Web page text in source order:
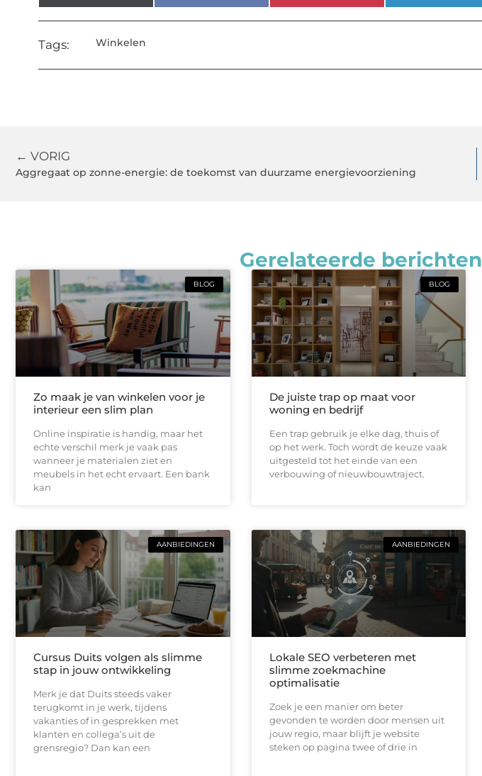
Tags: Winkelen
← VORIG
Aggregaat op zonne-energie: de toekomst van duurzame energievoorziening
Gerelateerde berichten
BLOG
Zo maak je van winkelen voor je
interieur een slim plan
Online inspiratie is handig, maar het
echte verschil merk je vaak pas
wanneer je materialen ziet en
meubels in het echt ervaart. Een bank
kan
BLOG
De juiste trap op maat voor
woning en bedrijf
Een trap gebruik je elke dag, thuis of
op het werk. Toch wordt de keuze vaak
uitgesteld tot het einde van een
verbouwing of nieuwbouwtraject.
AANBIEDINGEN
Cursus Duits volgen als slimme
stap in jouw ontwikkeling
Merk je dat Duits steeds vaker
terugkomt in je werk, tijdens
vakanties of in gesprekken met
klanten en collega’s uit de
grensregio? Dan kan een
AANBIEDINGEN
Lokale SEO verbeteren met
slimme zoekmachine
optimalisatie
Zoek je een manier om beter
gevonden te worden door mensen uit
jouw regio, maar blijft je website
steken op pagina twee of drie in